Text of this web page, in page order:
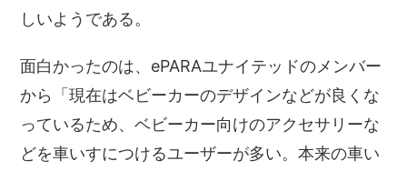
しいようである。
面白かったのは、ePARAユナイテッドのメンバー
から「現在はベビーカーのデザインなどが良くな
っているため、ベビーカー向けのアクセサリーな
どを車いすにつけるユーザーが多い。本来の車い